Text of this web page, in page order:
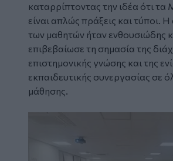
καταρρίπτοντας την ιδέα ότι τα
είναι απλώς πράξεις και τύποι.
των μαθητών ήταν ενθουσιώδης
επιβεβαίωσε τη σημασία της
επιστημονικής γνώσης και της
εκπαιδευτικής συνεργασίας σε
μάθησης.